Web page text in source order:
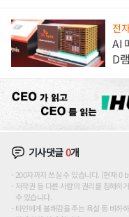
전
AI
D
기사댓글0개
200자까지 쓰실 수 있습니다. (현재 0
저작권 등 다른 사람의 권리를 침해하
수 있습니다.
타인에게 불쾌감을 주는 욕설 등 비하